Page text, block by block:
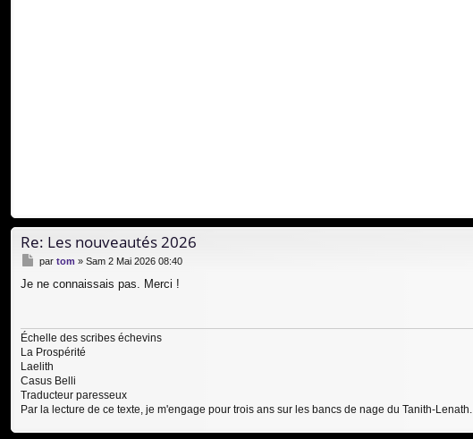
Re: Les nouveautés 2026
M
s
g
e
par tom » Sam 2 Mai 2026 08:40
Je ne connaissais pas. Merci !
Échelle des scribes échevins
La Prospérité
Laelith
Casus Belli
Traducteur paresseux
Par la lecture de ce texte, je m'engage pour trois ans sur les bancs de nage du Tanith-Lenath.